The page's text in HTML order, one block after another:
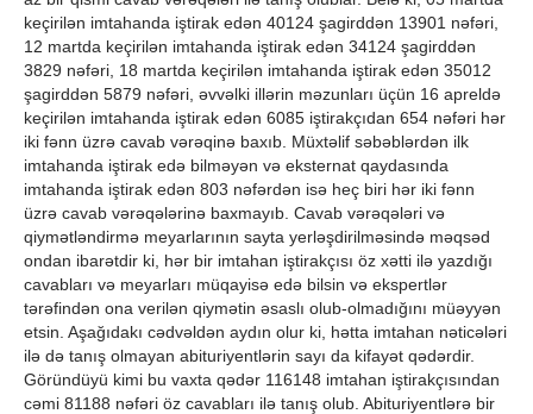
keçirilən imtahanda iştirak edən 40124 şagirddən 13901 nəfəri,
12 martda keçirilən imtahanda iştirak edən 34124 şagirddən
3829 nəfəri, 18 martda keçirilən imtahanda iştirak edən 35012
şagirddən 5879 nəfəri, əvvəlki illərin məzunları üçün 16 apreldə
keçirilən imtahanda iştirak edən 6085 iştirakçıdan 654 nəfəri hər
iki fənn üzrə cavab vərəqinə baxıb. Müxtəlif səbəblərdən ilk
imtahanda iştirak edə bilməyən və eksternat qaydasında
imtahanda iştirak edən 803 nəfərdən isə heç biri hər iki fənn
üzrə cavab vərəqələrinə baxmayıb. Cavab vərəqələri və
qiymətləndirmə meyarlarının sayta yerləşdirilməsində məqsəd
ondan ibarətdir ki, hər bir imtahan iştirakçısı öz xətti ilə yazdığı
cavabları və meyarları müqayisə edə bilsin və ekspertlər
tərəfindən ona verilən qiymətin əsaslı olub-olmadığını müəyyən
etsin. Aşağıdakı cədvəldən aydın olur ki, hətta imtahan nəticələri
ilə də tanış olmayan abituriyentlərin sayı da kifayət qədərdir.
Göründüyü kimi bu vaxta qədər 116148 imtahan iştirakçısından
cəmi 81188 nəfəri öz cavabları ilə tanış olub. Abituriyentlərə bir